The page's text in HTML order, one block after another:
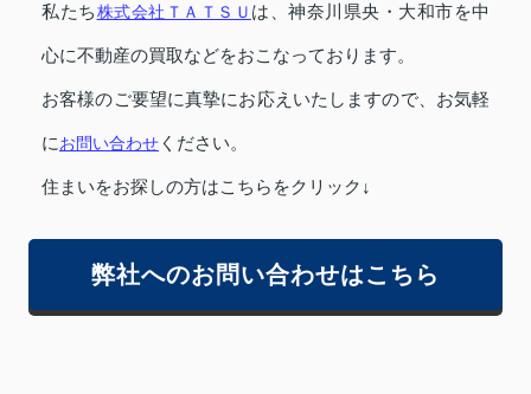
私たち株式会社ＴＡＴＳＵ は、神奈川県央・大和市を中
心に不動産の買取などをおこなっております。
お客様のご要望に真摯にお応えいたしますので、お気軽
にお問い合わせ ください。
住まいをお探しの方はこちらをクリック↓
弊社へのお問い合わせはこちら